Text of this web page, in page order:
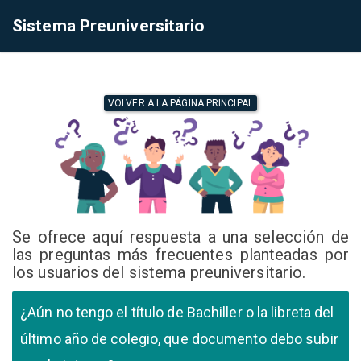
Sistema Preuniversitario
VOLVER A LA PÁGINA PRINCIPAL
Se ofrece aquí respuesta a una selección de
las preguntas más frecuentes planteadas por
los usuarios del sistema preuniversitario.
¿Aún no tengo el título de Bachiller o la libreta del
último año de colegio, que documento debo subir